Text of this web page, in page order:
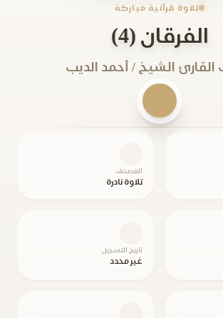
تلاوة قرآنية مباركة
الفرقان (4)
الشيخ / أحمد الديب
المصحف
تلاوة نادرة
تاريخ التسجيل
غير محدد